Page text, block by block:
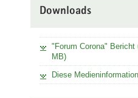
Downloads
"Forum Corona"
MB)
Diese